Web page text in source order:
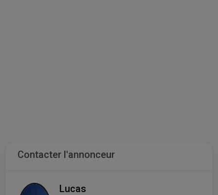
Contacter l'annonceur
Lucas